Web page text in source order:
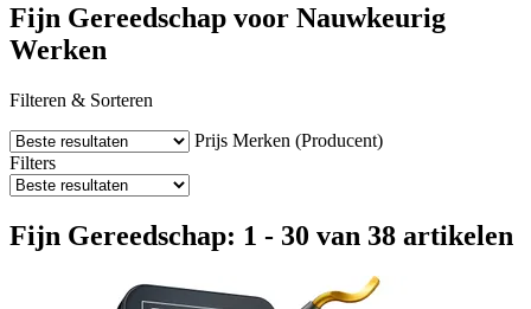
Fijn Gereedschap voor Nauwkeurig
Werken
Filteren & Sorteren
Prijs Merken (Producent)
Filters
Fijn Gereedschap: 1 - 30 van 38 artikelen